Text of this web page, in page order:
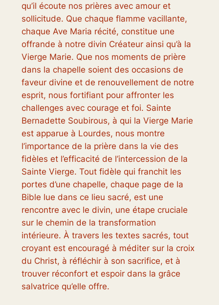
qu’il écoute nos prières avec amour et
sollicitude. Que chaque flamme vacillante,
chaque Ave Maria récité, constitue une
offrande à notre divin Créateur ainsi qu’à la
Vierge Marie. Que nos moments de prière
dans la chapelle soient des occasions de
faveur divine et de renouvellement de notre
esprit, nous fortifiant pour affronter les
challenges avec courage et foi. Sainte
Bernadette Soubirous, à qui la Vierge Marie
est apparue à Lourdes, nous montre
l’importance de la prière dans la vie des
fidèles et l’efficacité de l’intercession de la
Sainte Vierge. Tout fidèle qui franchit les
portes d’une chapelle, chaque page de la
Bible lue dans ce lieu sacré, est une
rencontre avec le divin, une étape cruciale
sur le chemin de la transformation
intérieure. À travers les textes sacrés, tout
croyant est encouragé à méditer sur la croix
du Christ, à réfléchir à son sacrifice, et à
trouver réconfort et espoir dans la grâce
salvatrice qu’elle offre.